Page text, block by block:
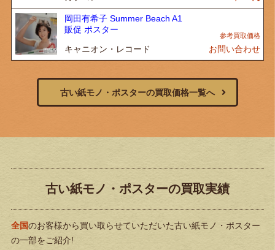
岡田有希子 Summer Beach A1
販促 ポスター
キャニオン・レコード お問い合わせ
古い紙モノ・ポスターの買取価格一覧へ
古い紙モノ・ポスターの買取実績
全国のお客様から買い取らせていただいた古い紙モノ・ポスター
の一部をご紹介!